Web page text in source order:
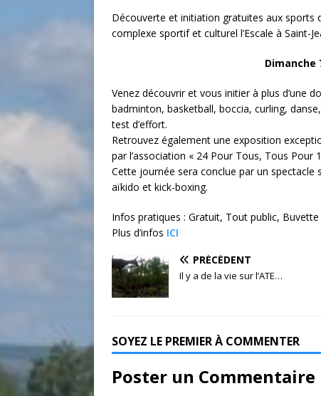
Découverte et initiation gratuites aux sports
complexe sportif et culturel l’Escale à Saint-
Dimanche
Venez découvrir et vous initier à plus d’une
badminton, basketball, boccia, curling,
test d’effort.
Retrouvez également une exposition
par l’association « 24 Pour Tous, Tous Pour
Cette journée sera conclue par un
aïkido et kick-boxing.
Infos pratiques : Gratuit, Tout public,
Plus d’infos ICI
PRÉCÉDENT
Il y a de la vie sur l’ATE…
SOYEZ LE PREMIER À COMMENTER
Poster un Commentaire